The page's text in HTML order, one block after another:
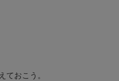
ておこう。